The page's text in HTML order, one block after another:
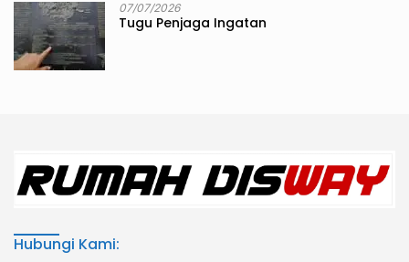
07/07/2026
Tugu Penjaga Ingatan
Hubungi Kami: